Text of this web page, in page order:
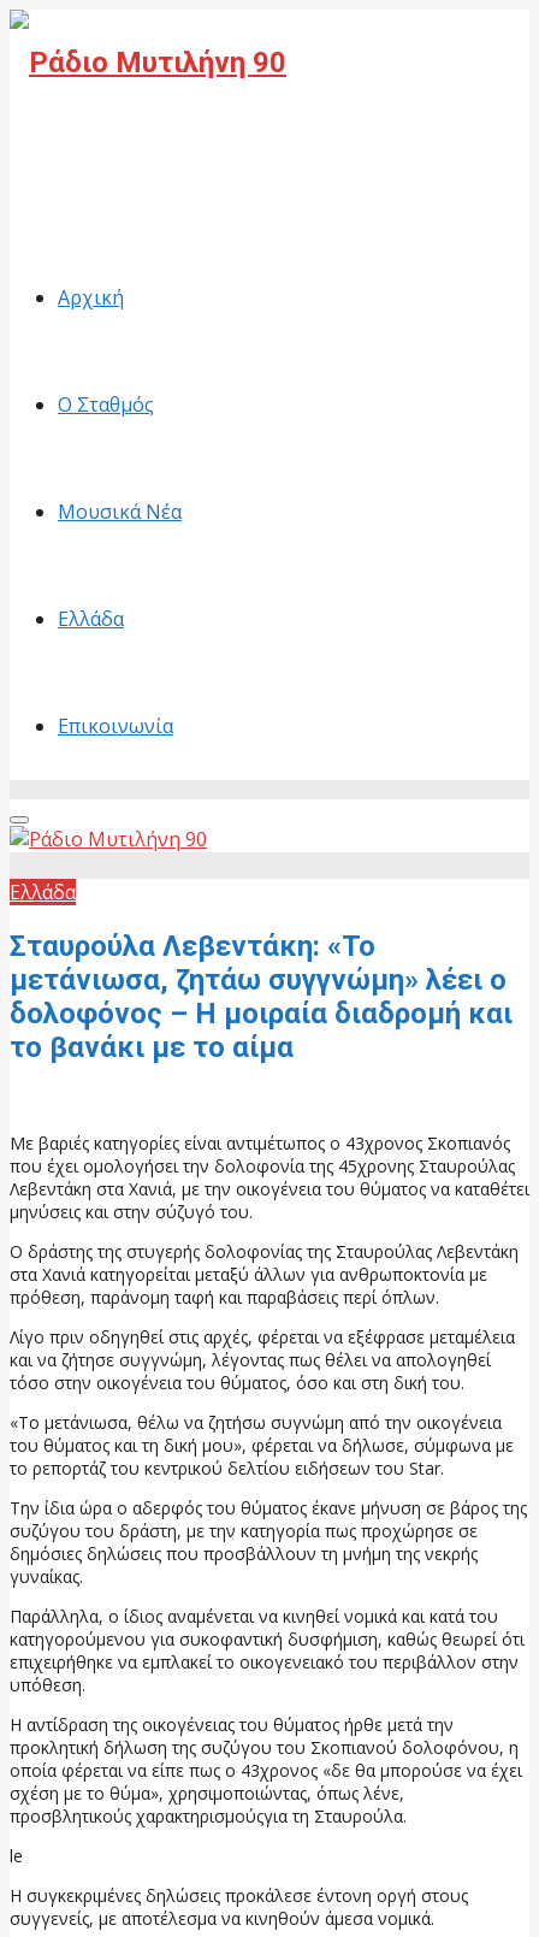
Αρχική
Ο Σταθμός
Μουσικά Νέα
Ελλάδα
Επικοινωνία
Primary
Menu
Ελλάδα
Σταυρούλα Λεβεντάκη: «Το
μετάνιωσα, ζητάω συγγνώμη» λέει ο
δολοφόνος – Η μοιραία διαδρομή και
το βανάκι με το αίμα
Με βαριές κατηγορίες είναι αντιμέτωπος ο 43χρονος Σκοπιανός
που έχει ομολογήσει την δολοφονία της 45χρονης Σταυρούλας
Λεβεντάκη στα Χανιά, με την οικογένεια του θύματος να καταθέτει
μηνύσεις και στην σύζυγό του.
Ο δράστης της στυγερής δολοφονίας της Σταυρούλας Λεβεντάκη
στα Χανιά κατηγορείται μεταξύ άλλων για ανθρωποκτονία με
πρόθεση, παράνομη ταφή και παραβάσεις περί όπλων.
Λίγο πριν οδηγηθεί στις αρχές, φέρεται να εξέφρασε μεταμέλεια
και να ζήτησε συγγνώμη, λέγοντας πως θέλει να απολογηθεί
τόσο στην οικογένεια του θύματος, όσο και στη δική του.
«Το μετάνιωσα, θέλω να ζητήσω συγνώμη από την οικογένεια
του θύματος και τη δική μου», φέρεται να δήλωσε, σύμφωνα με
το ρεπορτάζ του κεντρικού δελτίου ειδήσεων του Star.
Την ίδια ώρα ο αδερφός του θύματος έκανε μήνυση σε βάρος της
συζύγου του δράστη, με την κατηγορία πως προχώρησε σε
δημόσιες δηλώσεις που προσβάλλουν τη μνήμη της νεκρής
γυναίκας.
Παράλληλα, ο ίδιος αναμένεται να κινηθεί νομικά και κατά του
κατηγορούμενου για συκοφαντική δυσφήμιση, καθώς θεωρεί ότι
επιχειρήθηκε να εμπλακεί το οικογενειακό του περιβάλλον στην
υπόθεση.
Η αντίδραση της οικογένειας του θύματος ήρθε μετά την
προκλητική δήλωση της συζύγου του Σκοπιανού δολοφόνου, η
οποία φέρεται να είπε πως ο 43χρονος «δε θα μπορούσε να έχει
σχέση με το θύμα», χρησιμοποιώντας, όπως λένε,
προσβλητικούς χαρακτηρισμούςγια τη Σταυρούλα.
le
Η συγκεκριμένες δηλώσεις προκάλεσε έντονη οργή στους
συγγενείς, με αποτέλεσμα να κινηθούν άμεσα νομικά.